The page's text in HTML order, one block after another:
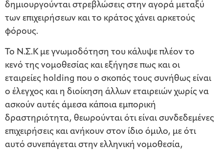
δημιουργούνται στρεβλώσεις στην αγορά μεταξύ
των επιχειρήσεων και το κράτος χάνει αρκετούς
φόρους.
Το Ν.Σ.Κ με γνωμοδότηση του κάλυψε πλέον το
κενό της νομοθεσίας και εξήγησε πως και οι
εταιρείες holding που ο σκοπός τους συνήθως είναι
ο έλεγχος και η διοίκηση άλλων εταιρειών χωρίς να
ασκούν αυτές άμεσα κάποια εμπορική
δραστηριότητα, θεωρούνται ότι είναι συνδεδεμένες
επιχειρήσεις και ανήκουν στον ίδιο όμιλο, με ότι
αυτό συνεπάγεται στην ελληνική νομοθεσία,